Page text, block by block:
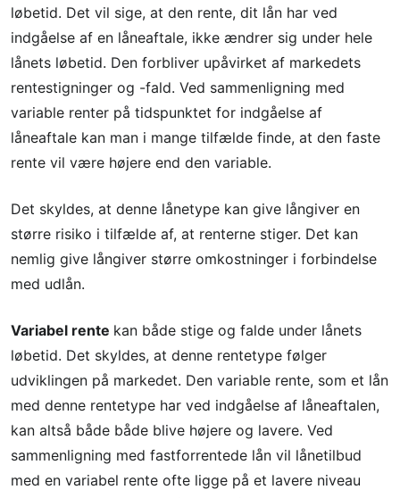
løbetid. Det vil sige, at den rente, dit lån har ved
indgåelse af en låneaftale, ikke ændrer sig under hele
lånets løbetid. Den forbliver upåvirket af markedets
rentestigninger og -fald. Ved sammenligning med
variable renter på tidspunktet for indgåelse af
låneaftale kan man i mange tilfælde finde, at den faste
rente vil være højere end den variable.
Det skyldes, at denne lånetype kan give långiver en
større risiko i tilfælde af, at renterne stiger. Det kan
nemlig give långiver større omkostninger i forbindelse
med udlån.
Variabel rente kan både stige og falde under lånets
løbetid. Det skyldes, at denne rentetype følger
udviklingen på markedet. Den variable rente, som et lån
med denne rentetype har ved indgåelse af låneaftalen,
kan altså både både blive højere og lavere. Ved
sammenligning med fastforrentede lån vil lånetilbud
med en variabel rente ofte ligge på et lavere niveau